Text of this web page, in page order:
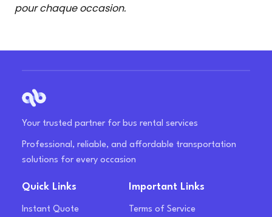
pour chaque occasion.
Your trusted partner for bus rental services
Professional, reliable, and affordable transportation
solutions for every occasion
Quick Links
Instant Quote
Important Links
Terms of Service